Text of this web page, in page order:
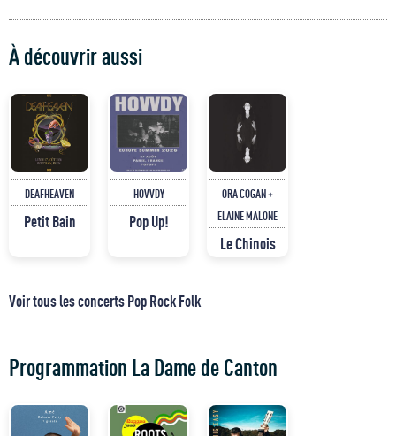
À découvrir aussi
DEAFHEAVEN
Petit Bain
HOVVDY
Pop Up!
ORA COGAN +
ELAINE MALONE
Le Chinois
Voir tous les concerts Pop Rock Folk
Programmation La Dame de Canton